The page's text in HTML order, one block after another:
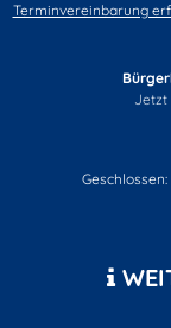
Terminvereinbarung
Jetzt
Klicken, um
Geschlossen: